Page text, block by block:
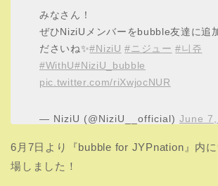
みなさん！
ぜひNiziUメンバーをbubble友達に追
ださいね✨#NiziU #ニジュー #니쥬
#WithU#NiziU_bubble
pic.twitter.com/riXwjocNUR
— NiziU (@NiziU__official)June 7,
6月7日より『bubble for JYPnation』内
場しました！